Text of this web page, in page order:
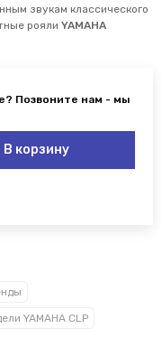
звукам классического
рояли YAMAHA
В корзину
YAMAHA CLP